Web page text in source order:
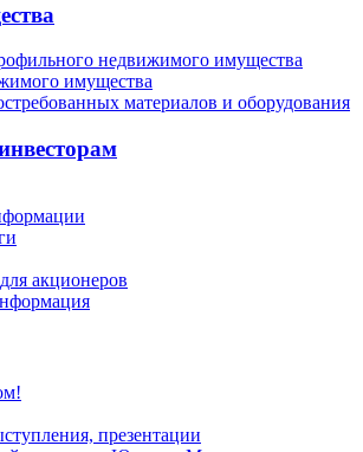
недвижимого имущества
имущества
материалов и оборудования
акционеров
презентации